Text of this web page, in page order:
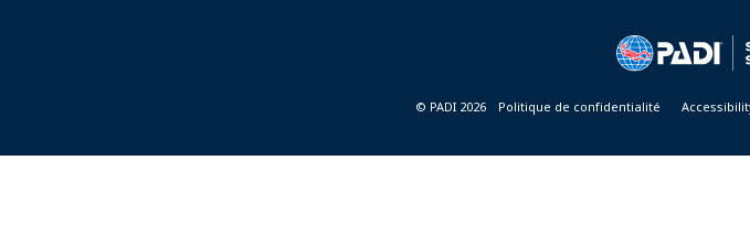
© PADI 2026 Politique de confidentialité